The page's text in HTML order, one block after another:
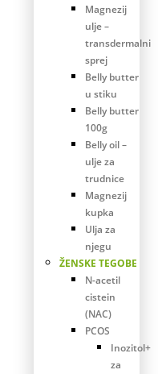
Magnezij
ulje –
transdermalni
sprej
Belly butter
u stiku
Belly butter
100g
Belly oil –
ulje za
trudnice
Magnezij
kupka
Ulja za
njegu
ŽENSKE TEGOBE
N-acetil
cistein
(NAC)
PCOS
Inozitol+
za